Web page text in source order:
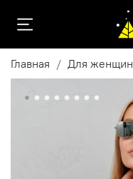
Главная Для женщин